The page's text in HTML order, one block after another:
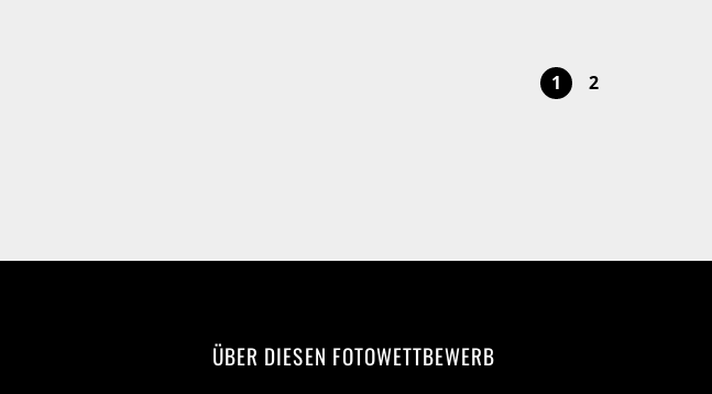
1 2
ÜBER DIESEN FOTOWETTBEWERB